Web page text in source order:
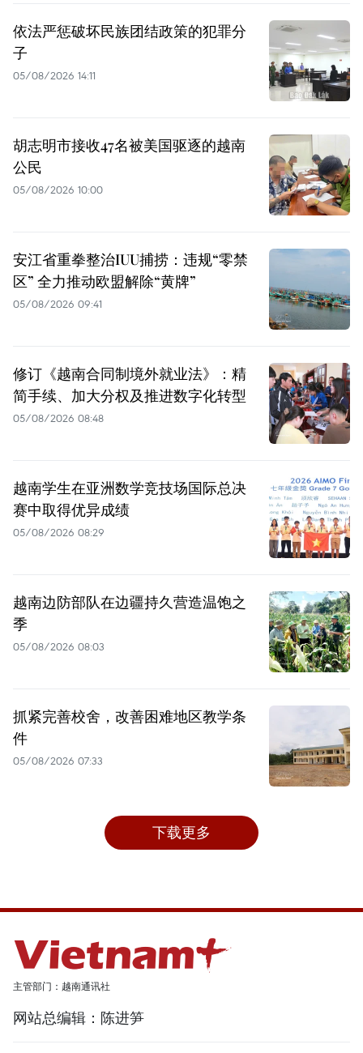
依法严惩破坏民族团结政策的犯罪分
子
05/08/2026 14:11
胡志明市接收47名被美国驱逐的越南
公民
05/08/2026 10:00
安江省重拳整治IUU捕捞：违规“零禁
区” 全力推动欧盟解除“黄牌”
05/08/2026 09:41
修订《越南合同制境外就业法》：精
简手续、加大分权及推进数字化转型
05/08/2026 08:48
越南学生在亚洲数学竞技场国际总决
赛中取得优异成绩
05/08/2026 08:29
越南边防部队在边疆持久营造温饱之
季
05/08/2026 08:03
抓紧完善校舍，改善困难地区教学条
件
05/08/2026 07:33
下载更多
主管部门：越南通讯社
网站总编辑：陈进笋